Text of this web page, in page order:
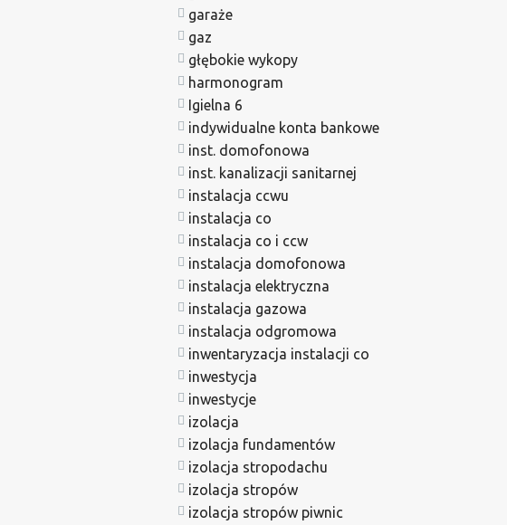
garaże
gaz
głębokie wykopy
harmonogram
Igielna 6
indywidualne konta bankowe
inst. domofonowa
inst. kanalizacji sanitarnej
instalacja ccwu
instalacja co
instalacja co i ccw
instalacja domofonowa
instalacja elektryczna
instalacja gazowa
instalacja odgromowa
inwentaryzacja instalacji co
inwestycja
inwestycje
izolacja
izolacja fundamentów
izolacja stropodachu
izolacja stropów
izolacja stropów piwnic